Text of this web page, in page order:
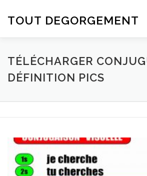
TOUT DEGORGEMENT
TÉLÉCHARGER
DÉFINITION PICS